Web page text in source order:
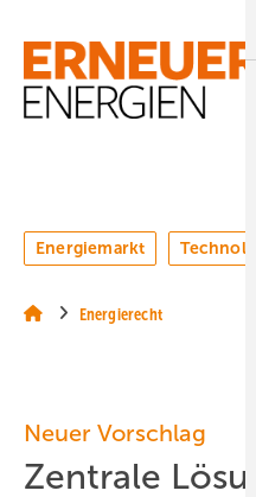
Hauptinhalt
Hauptmenü
SiteSearch
Energiemarkt
Energierecht
Neuer Vorschlag
Zentrale